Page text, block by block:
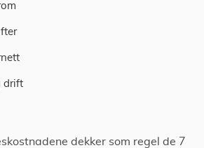
drift
dekker som regel de 7